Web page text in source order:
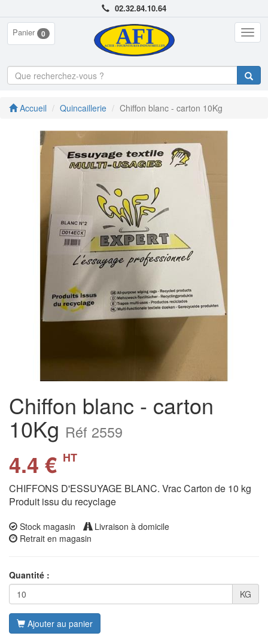
02.32.84.10.64
Panier 0
Accueil Quincaillerie Chiffon blanc - carton 10Kg
Chiffon blanc - carton
10Kg Réf 2559
4.4 € HT
CHIFFONS D'ESSUYAGE BLANC. Vrac Carton de 10 kg
Produit issu du recyclage
Stock magasin
Livraison à domicile
Retrait en magasin
Quantité :
KG
Ajouter au panier